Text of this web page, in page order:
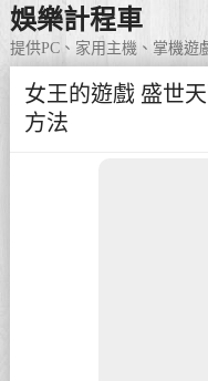
娛樂計程車
提供PC、家用主機、掌機遊
女王的遊戲 盛世
方法